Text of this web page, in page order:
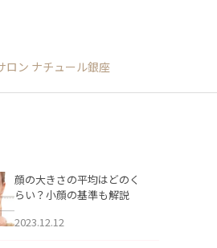
ロン ナチュール銀座
顔の大きさの平均はどのく
らい？小顔の基準も解説
2023.12.12